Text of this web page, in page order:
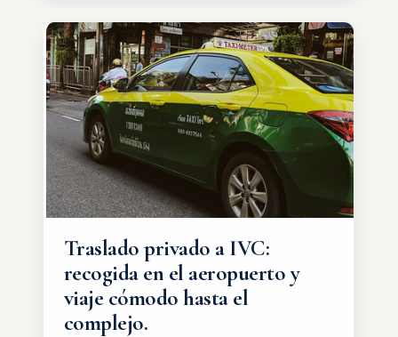
Traslado privado a IVC:
recogida en el aeropuerto y
viaje cómodo hasta el
complejo.